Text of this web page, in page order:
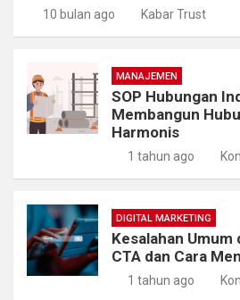
10 bulan ago Kabar Trust
MANAJEMEN
SOP Hubungan
Membangun
Harmonis
1 tahun ago
DIGITAL MARKETING
Kesalahan
CTA dan Cara
1 tahun ago